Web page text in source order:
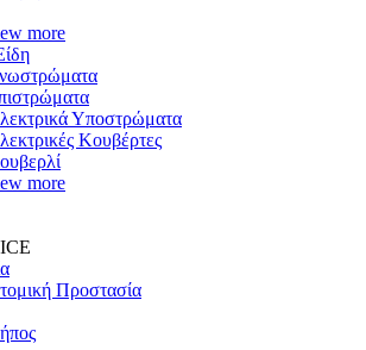
more
Υποστρώματα
Κουβέρτες
more
Προστασία